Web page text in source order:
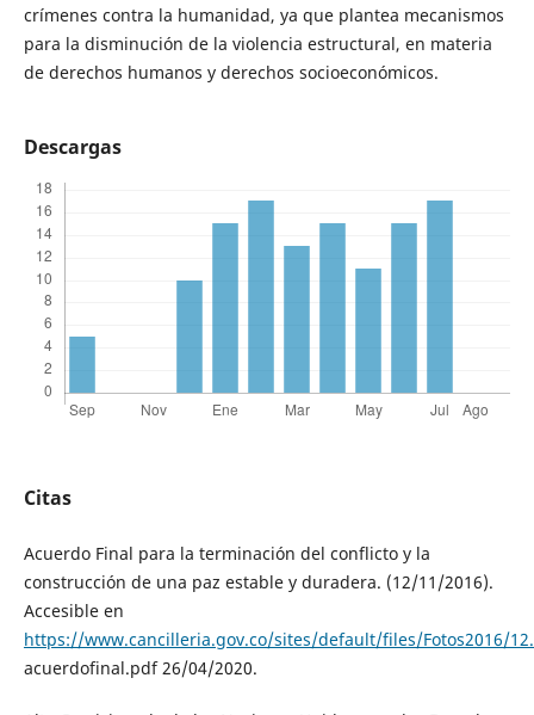
crímenes contra la humanidad, ya que plantea mecanismos
para la disminución de la violencia estructural, en materia
de derechos humanos y derechos socioeconómicos.
Descargas
Citas
Acuerdo Final para la terminación del conflicto y la
construcción de una paz estable y duradera. (12/11/2016).
Accesible en
https://www.cancilleria.gov.co/sites/default/files/Fotos2016/
acuerdofinal.pdf 26/04/2020.